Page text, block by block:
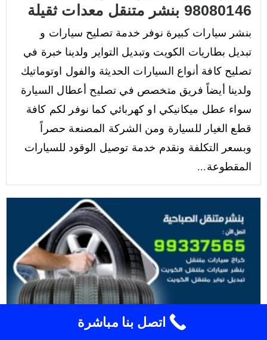
98080146‬ بنشر متنقل معدات ثقيلة
بنشر سيارات كبيرة نوفر خدمة تصليح سيارات و
تبديل بطاريات الكويت وتبديل التواير ولدينا خبرة في
تصليح كافة أنواع السيارات الحديثة والفول اوتوماتيك
ولدينا أيضاً فريق متخصص في تصليح أعطال السيارة
سواء عطل ميكانيكي او كهربائي كما نوفر لكم كافة
قطع الغيار للسيارة ومن الشركة المصنعة حصراً
وبسعر التكلفة ونقدم خدمة توصيل الوقود للسيارات
المقطوعة...
اتصل بنا مباشرة